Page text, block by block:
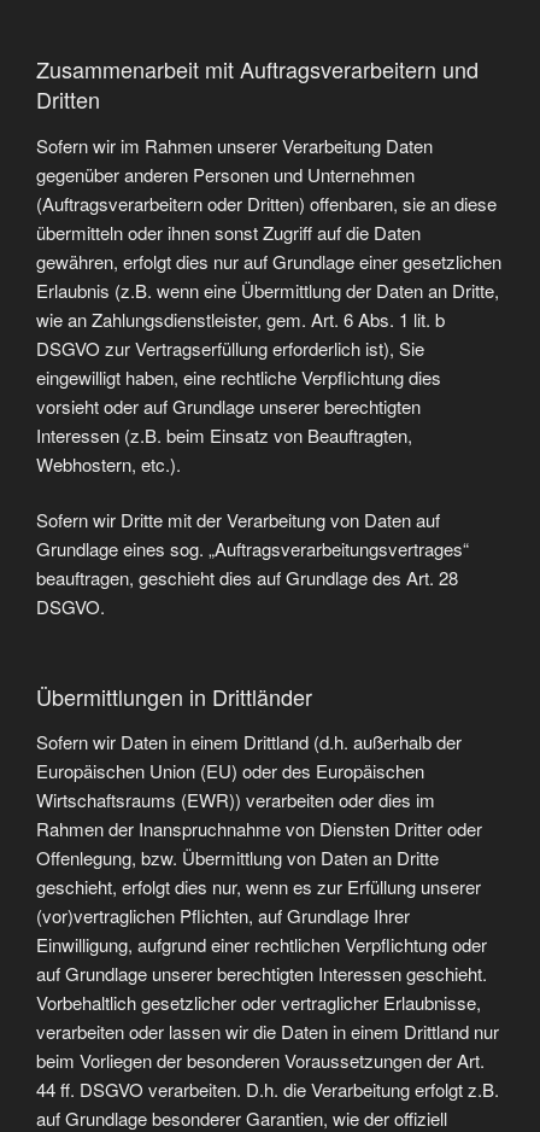
Zusammenarbeit mit Auftragsverarbeitern und
Dritten
Sofern wir im Rahmen unserer Verarbeitung Daten
gegenüber anderen Personen und Unternehmen
(Auftragsverarbeitern oder Dritten) offenbaren, sie an diese
übermitteln oder ihnen sonst Zugriff auf die Daten
gewähren, erfolgt dies nur auf Grundlage einer gesetzlichen
Erlaubnis (z.B. wenn eine Übermittlung der Daten an Dritte,
wie an Zahlungsdienstleister, gem. Art. 6 Abs. 1 lit. b
DSGVO zur Vertragserfüllung erforderlich ist), Sie
eingewilligt haben, eine rechtliche Verpflichtung dies
vorsieht oder auf Grundlage unserer berechtigten
Interessen (z.B. beim Einsatz von Beauftragten,
Webhostern, etc.).
Sofern wir Dritte mit der Verarbeitung von Daten auf
Grundlage eines sog. „Auftragsverarbeitungsvertrages“
beauftragen, geschieht dies auf Grundlage des Art. 28
DSGVO.
Übermittlungen in Drittländer
Sofern wir Daten in einem Drittland (d.h. außerhalb der
Europäischen Union (EU) oder des Europäischen
Wirtschaftsraums (EWR)) verarbeiten oder dies im
Rahmen der Inanspruchnahme von Diensten Dritter oder
Offenlegung, bzw. Übermittlung von Daten an Dritte
geschieht, erfolgt dies nur, wenn es zur Erfüllung unserer
(vor)vertraglichen Pflichten, auf Grundlage Ihrer
Einwilligung, aufgrund einer rechtlichen Verpflichtung oder
auf Grundlage unserer berechtigten Interessen geschieht.
Vorbehaltlich gesetzlicher oder vertraglicher Erlaubnisse,
verarbeiten oder lassen wir die Daten in einem Drittland nur
beim Vorliegen der besonderen Voraussetzungen der Art.
44 ff. DSGVO verarbeiten. D.h. die Verarbeitung erfolgt z.B.
auf Grundlage besonderer Garantien, wie der offiziell